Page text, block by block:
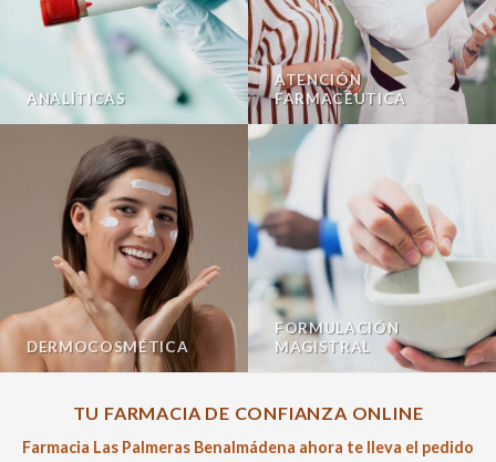
ANALÍTICAS
ATENCIÓN
FARMACÉUTICA
DERMOCOSMÉTICA
FORMULACIÓN
MAGISTRAL
TU FARMACIA DE CONFIANZA ONLINE
Farmacia Las Palmeras Benalmádena ahora te lleva el pedido